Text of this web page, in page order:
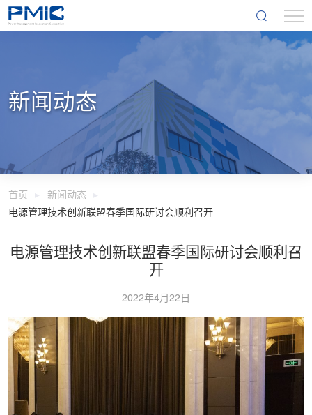
新闻动态
首页
新闻动态
电源管理技术创新联盟春季国际研讨会顺利召开
电源管理技术创新联盟春季国际研讨会顺利召
开
2022年4月22日